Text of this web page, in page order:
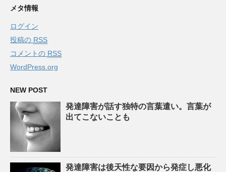
メタ情報
ログイン
投稿の RSS
コメントの RSS
WordPress.org
NEW POST
発達障害が話す独特の言葉遣い。言葉が
出てこないことも
発達障害は後天性な要因から発症し悪化